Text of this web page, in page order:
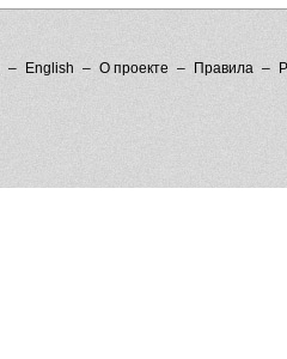
English О проекте Правила